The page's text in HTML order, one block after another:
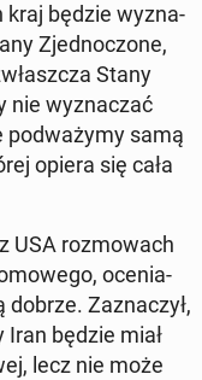
kraj będzie wy­zna­
Zjed­no­czo­ne,
Stany
nie wy­zna­czać
pod­wa­ży­my samą
opiera się cała
USA roz­mo­wach
oce­nia­
Za­zna­czył,
będzie miał
lecz nie może